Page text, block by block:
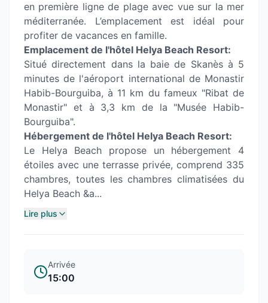
en première ligne de plage avec vue sur la mer
méditerranée. L’emplacement est idéal pour
profiter de vacances en famille.
Emplacement de l'hôtel Helya Beach Resort:
Situé directement dans la baie de Skanès à 5
minutes de l'aéroport international de Monastir
Habib-Bourguiba, à 11 km du fameux "Ribat de
Monastir" et à 3,3 km de la "Musée Habib-
Bourguiba".
Hébergement de l'hôtel Helya Beach Resort:
Le Helya Beach propose un hébergement 4
étoiles avec une terrasse privée, comprend 335
chambres, toutes les chambres climatisées du
Helya Beach &a...
Lire plus
Arrivée
15:00